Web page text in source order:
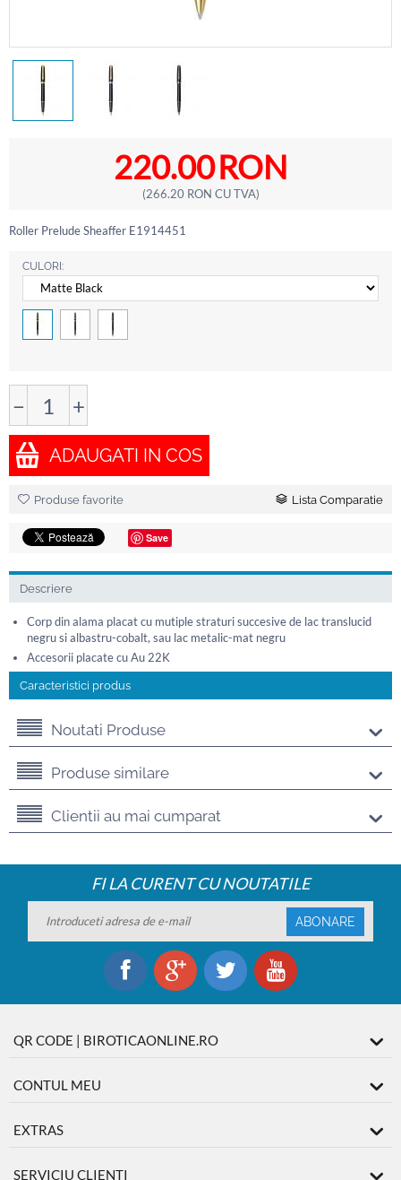
220.00RON
(266.20 RON CU TVA)
Roller Prelude Sheaffer E1914451
CULORI:
− +
ADAUGATI IN COS
Produse favorite Lista Comparatie
Save
Descriere
Corp din alama placat cu mutiple straturi succesive de lac translucid
negru si albastru-cobalt, sau lac metalic-mat negru
Accesorii placate cu Au 22K
Caracteristici produs
Noutati Produse
Produse similare
Clientii au mai cumparat
FI LA CURENT CU NOUTATILE
ABONARE
QR CODE | BIROTICAONLINE.RO
CONTUL MEU
EXTRAS
SERVICIU CLIENTI